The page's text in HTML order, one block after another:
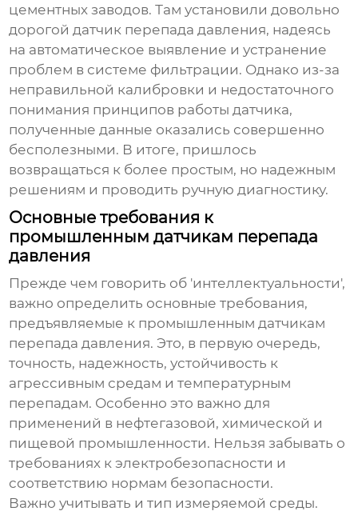
цементных заводов. Там установили довольно
дорогой датчик перепада давления, надеясь
на автоматическое выявление и устранение
проблем в системе фильтрации. Однако из-за
неправильной калибровки и недостаточного
понимания принципов работы датчика,
полученные данные оказались совершенно
бесполезными. В итоге, пришлось
возвращаться к более простым, но надежным
решениям и проводить ручную диагностику.
Основные требования к
промышленным датчикам перепада
давления
Прежде чем говорить об 'интеллектуальности',
важно определить основные требования,
предъявляемые к промышленным датчикам
перепада давления. Это, в первую очередь,
точность, надежность, устойчивость к
агрессивным средам и температурным
перепадам. Особенно это важно для
применений в нефтегазовой, химической и
пищевой промышленности. Нельзя забывать о
требованиях к электробезопасности и
соответствию нормам безопасности.
Важно учитывать и тип измеряемой среды.